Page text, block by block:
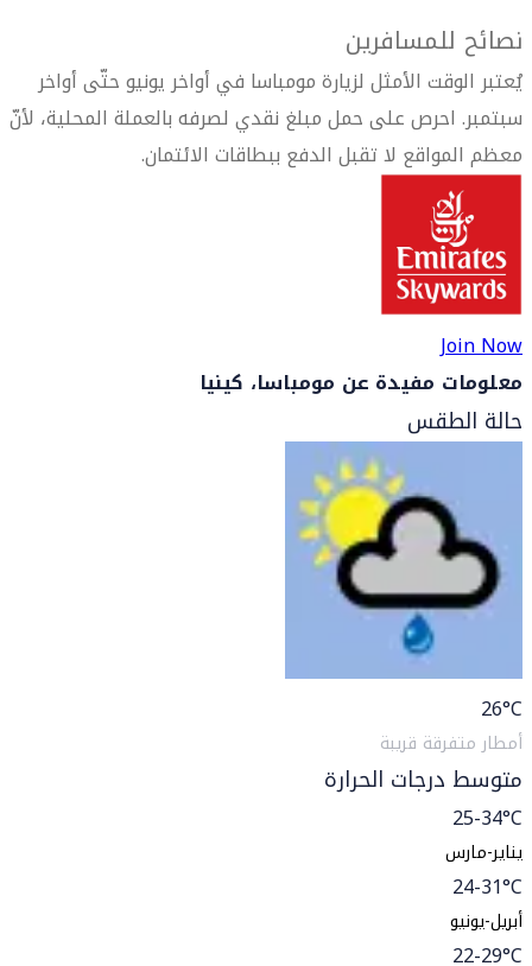
نصائح للمسافرين
يُعتبر الوقت الأمثل لزيارة مومباسا في أواخر يونيو حتّى أواخر
سبتمبر. احرص على حمل مبلغ نقدي لصرفه بالعملة المحلية، لأنّ
معظم المواقع لا تقبل الدفع ببطاقات الائتمان.
Join Now
معلومات مفيدة عن مومباسا، كينيا
حالة الطقس
26°C
أمطار متفرقة قريبة
متوسط درجات الحرارة
25-34°C
يناير-مارس
24-31°C
أبريل-يونيو
22-29°C